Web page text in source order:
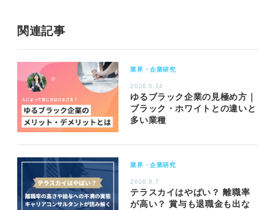
関連記事
業界・企業研究
2026.5.14
ゆるブラック企業の見極め方｜
ブラック・ホワイトとの違いと
多い業種
業界・企業研究
2026.8.7
テラスカイはやばい？ 離職率
が高い？ 賞与も退職金も出な